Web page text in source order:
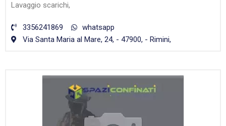
Lavaggio scarichi,
3356241869
whatsapp
Via Santa Maria al Mare, 24, - 47900, - Rimini,